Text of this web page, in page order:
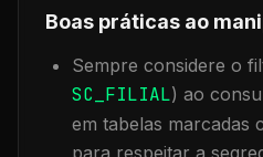
Boas práticas ao
Sempre considere o
SC_FILIAL) ao
em tabelas marcadas
para respeitar a